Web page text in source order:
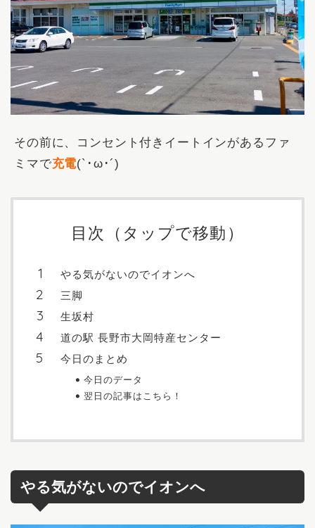
その前に、コンセント付きイートインがあるファ
ミマで充電(`･ω･´)
目次（タップで移動）
やる気がないのでイオンへ
三脚
生坂村
道の駅 長野市大岡特産センター
今日のまとめ
今日のデータ
翌日の記事はこちら！
やる気がないのでイオンへ